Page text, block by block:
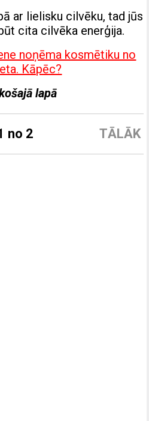
ar lielisku cilvēku, tad jūs
cita cilvēka enerģija.
noņēma kosmētiku no
Kāpēc?
lapā
TĀLĀK
no 2